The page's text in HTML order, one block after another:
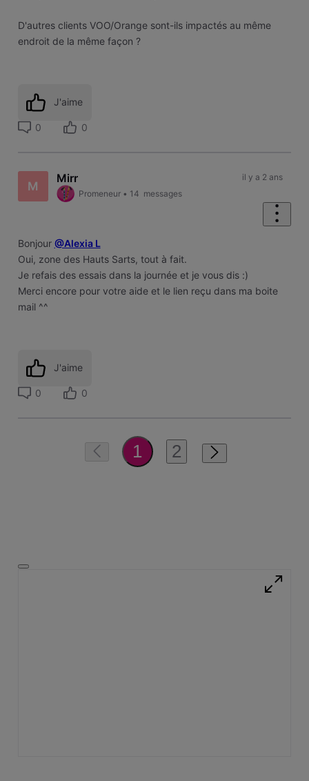
D'autres clients VOO/Orange sont-ils impactés au même
endroit de la même façon ?
J'aime
0 0
M
Mirr
Promeneur • 14 messages
il y a 2 ans
Bonjour @Alexia L
Oui, zone des Hauts Sarts, tout à fait.
Je refais des essais dans la journée et je vous dis :)
Merci encore pour votre aide et le lien reçu dans ma boite
mail ^^
J'aime
0 0
1 2